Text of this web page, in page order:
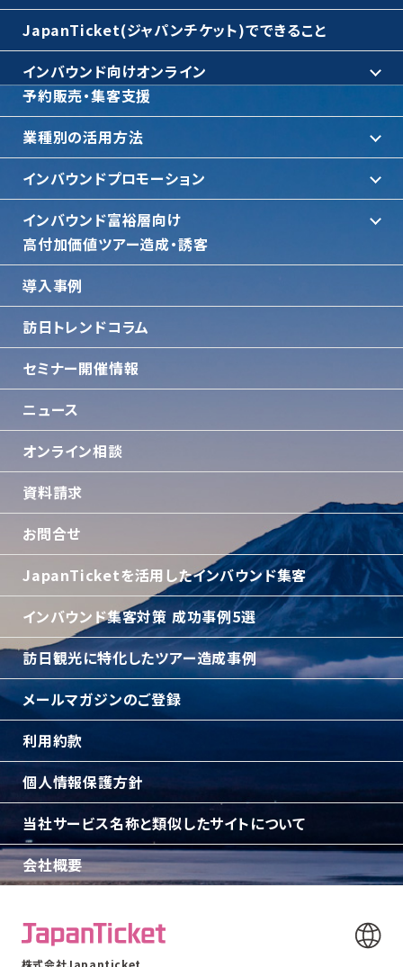
JapanTicket(ジャパンチケット)でできること
インバウンド向けオンライン
予約販売・集客支援
業種別の活用方法
インバウンドプロモーション
インバウンド富裕層向け
⾼付加価値ツアー造成・誘客
導入事例
訪日トレンドコラム
セミナー開催情報
ニュース
オンライン相談
資料請求
お問合せ
JapanTicketを活用したインバウンド集客
インバウンド集客対策 成功事例5選
訪日観光に特化したツアー造成事例
メールマガジンのご登録
利用約款
個人情報保護方針
当社サービス名称と類似したサイトについて
会社概要
株式会社Japanticket